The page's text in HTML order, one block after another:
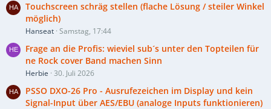
Touchscreen schräg stellen (flache Lösung / steiler Winkel
möglich)
Hanseat Samstag, 17:44
Frage an die Profis: wieviel sub´s unter den Topteilen für
ne Rock cover Band machen Sinn
Herbie 30. Juli 2026
PSSO DXO-26 Pro - Ausrufezeichen im Display und kein
Signal-Input über AES/EBU (analoge Inputs funktionieren)